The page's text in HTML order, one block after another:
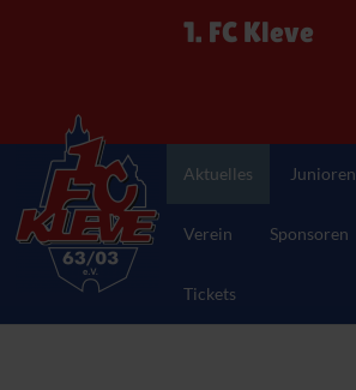
1. FC Kleve
Aktuelles Junioren
Verein Sponsoren
Tickets